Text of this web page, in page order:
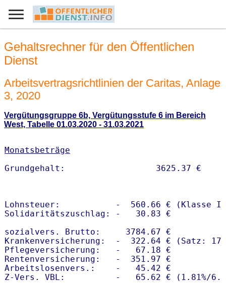
Gehaltsrechner für den Öffentlichen
Dienst
Arbeitsvertragsrichtlinien der Caritas, Anlage
3, 2020
Vergütungsgruppe 6b, Vergütungsstufe 6 im Bereich
West, Tabelle 01.03.2020 - 31.03.2021
Monatsbeträge
Lohnsteuer:           -  560.66 € (Klasse I)
Solidaritätszuschlag: -   30.83 €
sozialvers. Brutto:     3784.67 €
Krankenversicherung:  -  322.64 € (Satz:
Pflegeversicherung:   -   67.18 €
Rentenversicherung:   -  351.97 €
Arbeitslosenvers.:    -   45.42 €
Z-Vers. VBL:          -   65.62 € ( 1.81%/